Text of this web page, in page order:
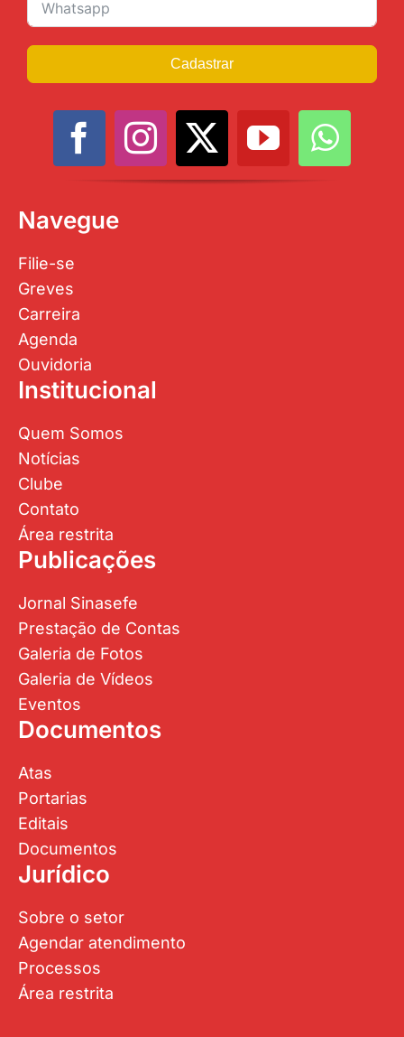
Cadastrar
Navegue
Filie-se
Greves
Carreira
Agenda
Ouvidoria
Institucional
Quem Somos
Notícias
Clube
Contato
Área restrita
Publicações
Jornal Sinasefe
Prestação de Contas
Galeria de Fotos
Galeria de Vídeos
Eventos
Documentos
Atas
Portarias
Editais
Documentos
Jurídico
Sobre o setor
Agendar atendimento
Processos
Área restrita